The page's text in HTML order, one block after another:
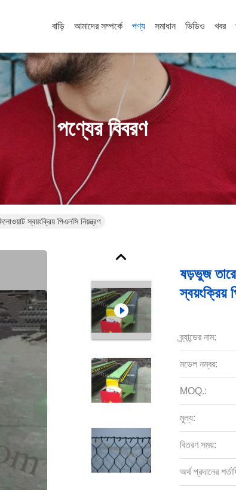
বাড়ি আমাদের সম্পর্কে পণ্য সমাধান ভিডিও খবর
পণ্যের বিবরণ
স্বয়ংক্রিয় পিএলসি নিয়ন্ত্রণ
ষড়ভুজ
স্বয়ংক্রিয়
ব্র্যান্ডের নাম:
মডেল নম্বর:
MOQ.:
মূল্য:
বিতরণ সময়:
অর্থ প্রদানের